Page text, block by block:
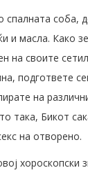
соба,
и масла. Како
на своите
подгответе
на
така, Бикот
на отворено.
хороскопски